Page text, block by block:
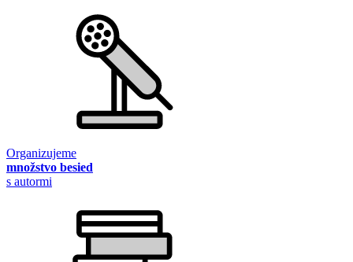
Organizujeme
množstvo besied
s autormi